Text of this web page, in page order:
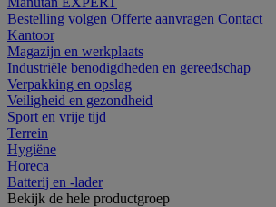
Bestelling volgen Offerte aanvragen Contact
Kantoor
Magazijn en werkplaats
Industriële benodigdheden en gereedschap
Verpakking en opslag
Veiligheid en gezondheid
Sport en vrije tijd
Terrein
Hygiëne
Horeca
Batterij en -lader
Bekijk de hele productgroep